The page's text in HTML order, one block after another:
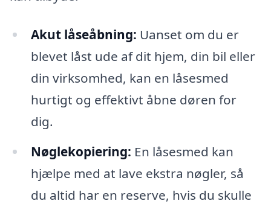
Akut låseåbning: Uanset om du er
blevet låst ude af dit hjem, din bil eller
din virksomhed, kan en låsesmed
hurtigt og effektivt åbne døren for
dig.
Nøglekopiering: En låsesmed kan
hjælpe med at lave ekstra nøgler, så
du altid har en reserve, hvis du skulle